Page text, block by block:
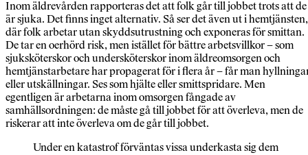
Inom äldrevården rapporteras det att folk går till jobbet trots att de
är sjuka. Det finns inget alternativ. Så ser det även ut i hemtjänsten,
där folk arbetar utan skyddsutrustning och exponeras för smittan.
De tar en oerhörd risk, men istället för bättre arbetsvillkor – som
sjuksköterskor och undersköterskor inom äldreomsorgen och
hemtjänstarbetare har propagerat för i flera år – får man
eller utskällningar. Ses som hjälte eller smittspridare. Men
egentligen är arbetarna inom omsorgen fångade av
samhällsordningen: de måste gå till jobbet för att överleva, men de
riskerar att inte överleva om de går till jobbet.
Under en katastrof förväntas vissa underkasta sig dem